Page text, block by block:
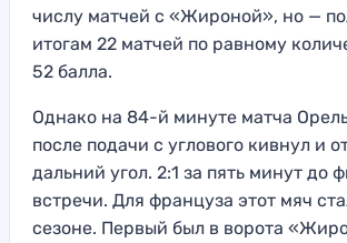
числу матчей с «Жироной», но —
итогам 22 матчей по равному
52 балла.
Однако на 84-й минуте матча
после подачи с углового кивнул и
дальний угол. 2:1 за пять минут до
встречи. Для француза этот мяч
сезоне. Первый был в ворота